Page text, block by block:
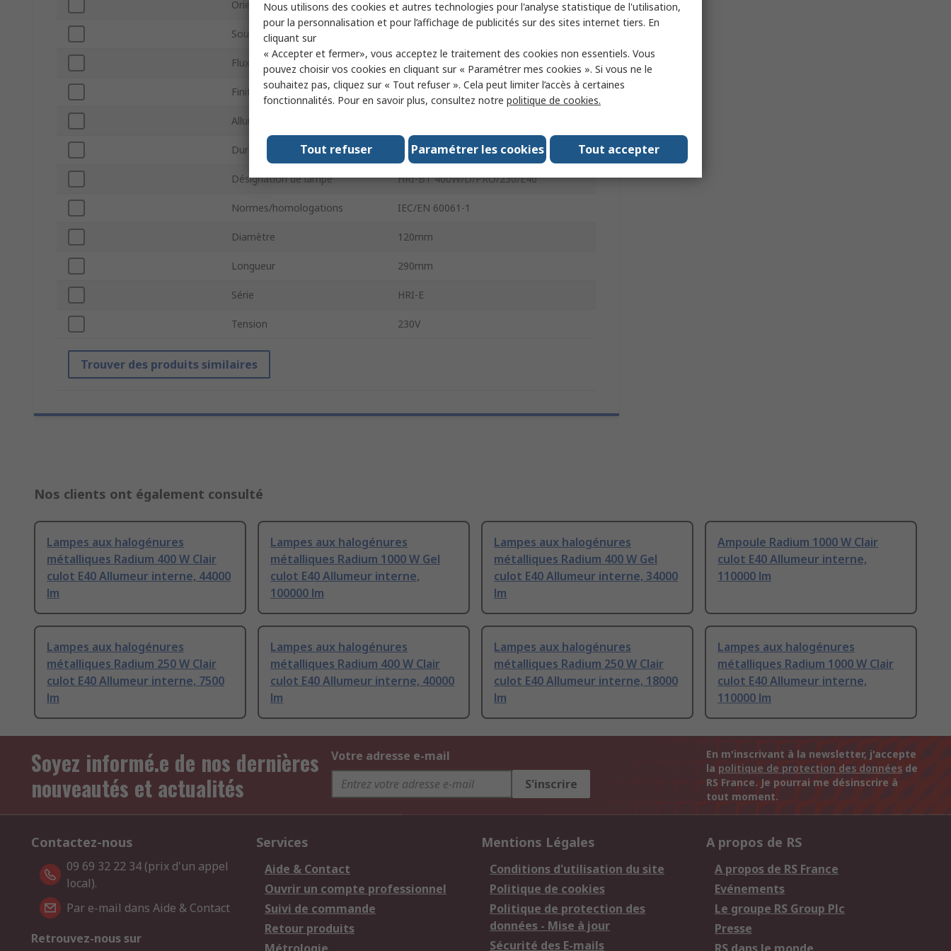
Orientation de montage Horizontal
Sous type
Flux lumineux 42000lm
Finition de la lampe Gel
Allumeur interne
Durée de vie 12000h
Désignation de lampe HRI-BT 400W/D/PRO/230/E40
Normes/homologations IEC/EN 60061-1
Diamètre 120mm
Longueur 290mm
Série HRI-E
Tension 230V
Trouver des produits similaires
Nos clients ont également consulté
Lampes aux halogénures
métalliques Radium 400 W Clair
culot E40 Allumeur interne, 44000
lm
Lampes aux halogénures
métalliques Radium 1000 W Gel
culot E40 Allumeur interne,
100000 lm
Lampes aux halogénures
métalliques Radium 400 W Gel
culot E40 Allumeur interne, 34000
lm
Ampoule Radium 1000 W Clair
culot E40 Allumeur interne,
110000 lm
Lampes aux halogénures
métalliques Radium 250 W Clair
culot E40 Allumeur interne, 7500
lm
Lampes aux halogénures
métalliques Radium 400 W Clair
culot E40 Allumeur interne, 40000
lm
Lampes aux halogénures
métalliques Radium 250 W Clair
culot E40 Allumeur interne, 18000
lm
Lampes aux halogénures
métalliques Radium 1000 W Clair
culot E40 Allumeur interne,
110000 lm
Soyez informé.e de nos dernières
nouveautés et actualités
Votre adresse e-mail
S'inscrire
En m'inscrivant à la newsletter, j'accepte
la politique de protection des données de
RS France. Je pourrai me désinscrire à
tout moment.
Contactez-nous
09 69 32 22 34 (prix d'un appel
local).
Par e-mail dans Aide & Contact
Retrouvez-nous sur
Services
Aide & Contact
Ouvrir un compte professionnel
Suivi de commande
Retour produits
Mentions Légales
Conditions d'utilisation du site
Politique de cookies
Politique de protection des
données - Mise à jour
Sécurité des E-mails
A propos de RS
A propos de RS France
Evénements
Le groupe RS Group Plc
Presse
Nous utilisons des cookies et autres technologies pour l'analyse statistique de l'utilisation,
pour la personnalisation et pour l’affichage de publicités sur des sites internet tiers. En
cliquant sur
« Accepter et fermer», vous acceptez le traitement des cookies non essentiels. Vous
pouvez choisir vos cookies en cliquant sur « Paramétrer mes cookies ». Si vous ne le
souhaitez pas, cliquez sur « Tout refuser ». Cela peut limiter l’accès à certaines
fonctionnalités. Pour en savoir plus, consultez notre politique de cookies.
Tout accepter
Paramétrer les cookies
Tout refuser